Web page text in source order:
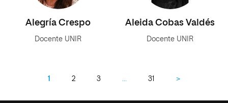
Alegría Crespo
Docente UNIR
Aleida Cobas Valdés
Docente UNIR
1 2 3 … 31 >